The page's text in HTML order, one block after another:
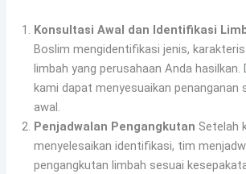
Konsultasi Awal dan Identifikasi
Boslim mengidentifikasi jenis,
limbah yang perusahaan Anda hasilkan.
kami dapat menyesuaikan penanganan
awal.
Penjadwalan Pengangkutan Setelah
menyelesaikan identifikasi, tim
pengangkutan limbah sesuai